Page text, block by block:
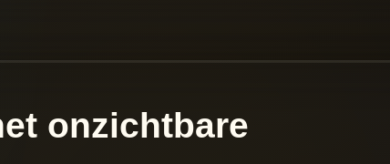
onzichtbare